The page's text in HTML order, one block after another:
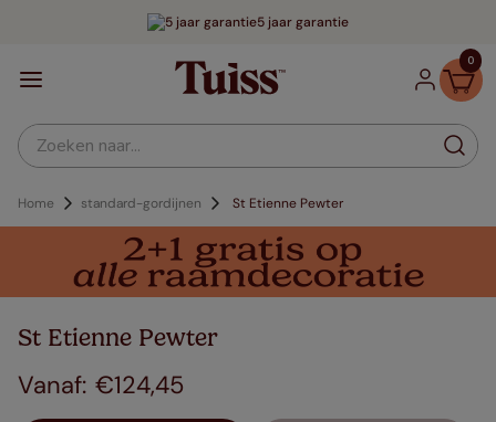
5 jaar garantie
0
Zoeken naar...
Home standard-gordijnen St Etienne Pewter
St Etienne Pewter
€124,45